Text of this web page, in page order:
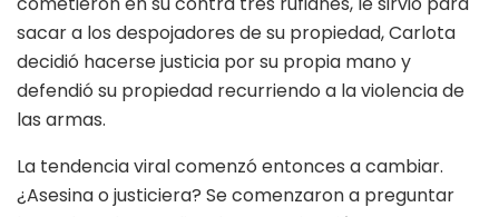
sacar a los despojadores de su propiedad, Carlota
decidió hacerse justicia por su propia mano y
defendió su propiedad recurriendo a la violencia de
las armas.
La tendencia viral comenzó entonces a cambiar.
¿Asesina o justiciera? Se comenzaron a preguntar